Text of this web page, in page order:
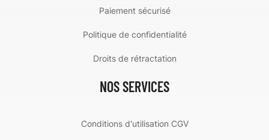
Paiement sécurisé
Politique de confidentialité
Droits de rétractation
NOS SERVICES
Conditions d'utilisation CGV